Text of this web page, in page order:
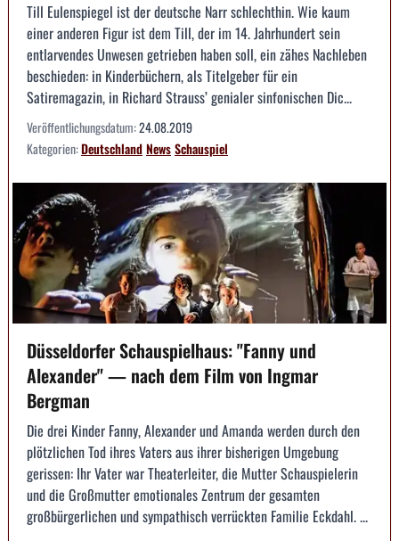
Till Eulenspiegel ist der deutsche Narr schlechthin. Wie kaum
einer anderen Figur ist dem Till, der im 14. Jahrhundert sein
entlarvendes Unwesen getrieben haben soll, ein zähes Nachleben
beschieden: in Kinderbüchern, als Titelgeber für ein
Satiremagazin, in Richard Strauss’ genialer sinfonischen Dic...
Veröffentlichungsdatum:24.08.2019
Kategorien:DeutschlandNewsSchauspiel
Düsseldorfer Schauspielhaus: "Fanny und
Alexander" — nach dem Film von Ingmar
Bergman
Die drei Kinder Fanny, Alexander und Amanda werden durch den
plötzlichen Tod ihres Vaters aus ihrer bisherigen Umgebung
gerissen: Ihr Vater war Theaterleiter, die Mutter Schauspielerin
und die Großmutter emotionales Zentrum der gesamten
großbürgerlichen und sympathisch verrückten Familie Eckdahl. ...